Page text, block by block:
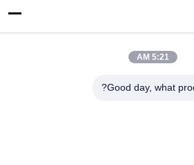
للعلوم والتكنولوجيا للتنمية الصناعية ،
، مقاطعة سيتشوان ، الصين. 611130
5:21 AM
Good day, what